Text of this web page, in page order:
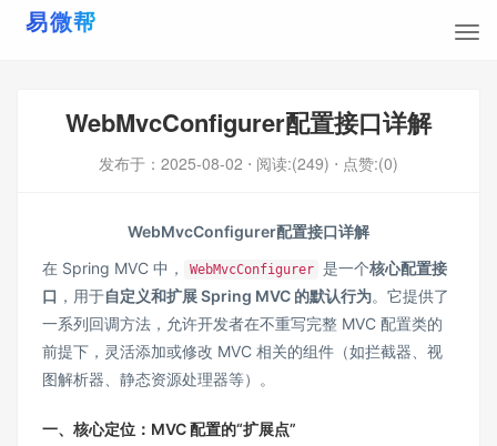
WebMvcConfigurer配置接口详解
发布于： 2025-08-02 ⋅ 阅读:(249) ⋅ 点赞:(0)
WebMvcConfigurer配置接口详解
在 Spring MVC 中，
WebMvcConfigurer 是一个​​核心配置接
口​ ​，用于​​自定义和扩展 Spring MVC 的默认行为​​。它提供了
一系列回调方法，允许开发者在不重写完整 MVC 配置类的
前提下，灵活添加或修改 MVC 相关的组件（如拦截器、视
图解析器、静态资源处理器等）。
一、核心定位：MVC 配置的“扩展点”